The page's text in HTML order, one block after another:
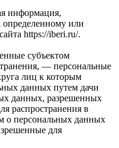
информация,
определенному или
https://iberi.ru/.
субъектом
— персональные
лиц к которым
данных путем дачи
данных, разрешенных
распространения в
о персональных данных
для